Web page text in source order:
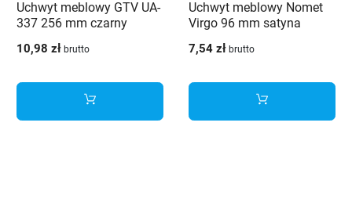
Uchwyt meblowy GTV UA-
337 256 mm czarny
10,98 zł brutto
Uchwyt meblowy Nomet
Virgo 96 mm satyna
7,54 zł brutto